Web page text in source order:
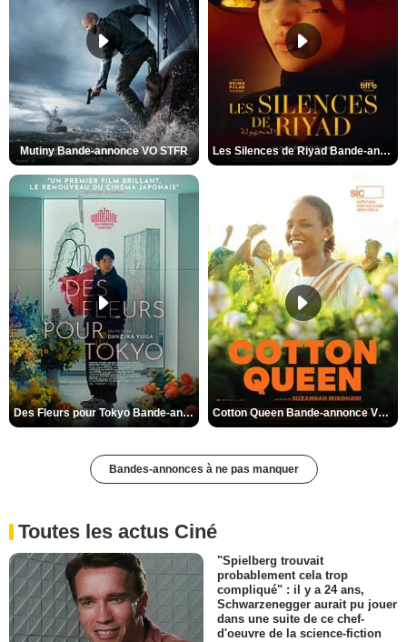
Mutiny Bande-annonce VO STFR Les Silences de Riyad Bande-annonce VO STFR
Des Fleurs pour Tokyo Bande-annonce VO STFR Cotton Queen Bande-annonce VO STFR
Bandes-annonces à ne pas manquer
Toutes les actus Ciné
"Spielberg trouvait
probablement cela trop
compliqué" : il y a 24 ans,
Schwarzenegger aurait pu jouer
dans une suite de ce chef-
d'oeuvre de la science-fiction